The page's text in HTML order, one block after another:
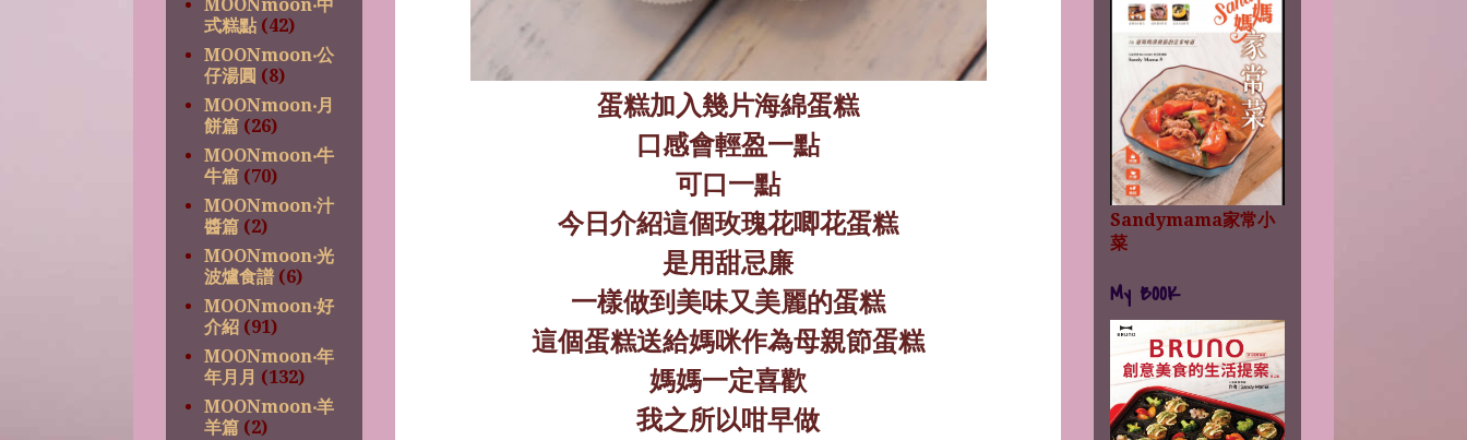
蛋糕加入幾片海綿蛋糕
口感會輕盈一點
可口一點
今日介紹這個玫瑰花唧花蛋糕
是用甜忌廉
一樣做到美味又美麗的蛋糕
這個蛋糕送給媽咪作為母親節蛋糕
媽媽一定喜歡
我之所以咁早做
MOONmoon‧中
式糕點 (42)
MOONmoon‧公
仔湯圓 (8)
MOONmoon‧月
餅篇 (26)
MOONmoon‧牛
牛篇 (70)
MOONmoon‧汁
醬篇 (2)
MOONmoon‧光
波爐食譜 (6)
MOONmoon‧好
介紹 (91)
MOONmoon‧年
年月月 (132)
MOONmoon‧羊
羊篇 (2)
Sandymama家常小
菜
My BOOK